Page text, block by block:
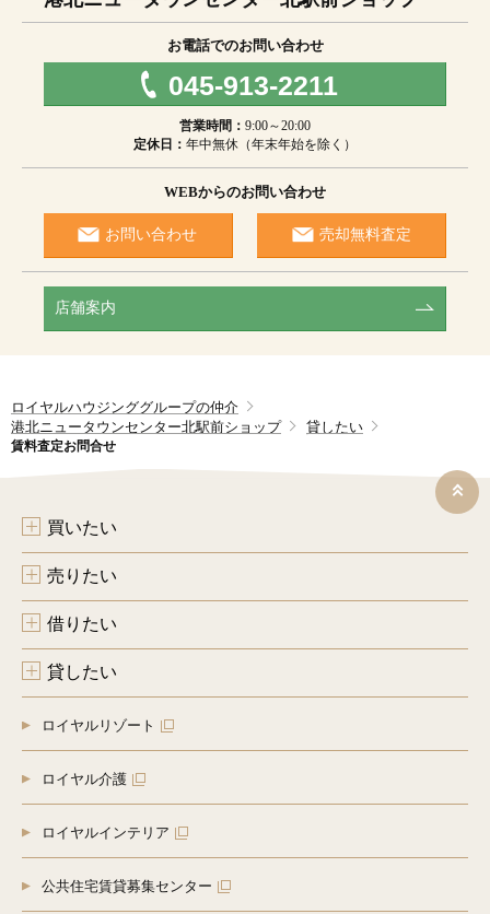
ティング（アンケートのお願い等）活動。顧客動向分析また
は商品開発等の調査分析
（５）当グループが取得した個人情報のグループ企業間での
共同利用。共同利用者：ロイヤルハウジング株式会社、ロイ
ヤルハウジング販売株式会社、ロイヤルリゾート株式会社、
ロイヤルコーポレーション株式会社、ロイヤルインテリア株
式会社、神奈川ロイヤル株式会社、川崎ロイヤル株式会社、
東京ロイヤル株式会社、埼玉ロイヤル株式会社、Royals株
（６）情報、サービスの提供は、ご本人からの申し出があり
（１）ご本人の同意がある場合
（３）人の生命、身体または財産の保護のため必要がある場
合であって、ご本人の同意を得ることが困難であるとき
（５）国の機関若しくは地方公共団体またはその委託を受け
た者が法令の定める事務を遂行することに対して協力する必
要があるばあいであって、ご本人の同意を得ることにより当
（６）新築物件販売等の場合、不動産情報、お名前、ご住所
申し出がありましたら、提供は停止いたします。
（売買仲介等の場合に提供する第三者の例示）
１．契約の相手方となる者、その見込み客
２．他の宅地建物取引業者
４．指定流通機構（物件登録、成約通知および同機構のデー
タを利用しての営業、価格査定等の実施）
５．登記等に関する司法書士、土地家屋調査士
６．融資等に関する金融機関
７．不動産管理等に関する管理会社
８．信用情報機関、不動産調査機関等
[５]個人情報の安全管理措置
当グループが有する個人情報は適正かつ慎重に管理し、個人
情報への不正アクセス、紛失、改ざん、漏えい等を防止する
ため、必要かつ適正な安全管理措置を講じます。
[６]個人情報の取り扱いの委託
当グループが有する個人情報について、その取り扱いを外部
に委託する場合があります。その場合は、個人情報の保護に
お電話でのお問い合わせ
045-913-2211
営業時間： 9:00～20:00
定休日： 年中無休（年末年始を除く）
WEBからのお問い合わせ
お問い合わせ 売却無料査定
店舗案内
ロイヤルハウジンググループの仲介
港北ニュータウンセンター北駅前ショップ
貸したい
賃料査定お問合せ
買いたい
売りたい
借りたい
貸したい
ロイヤルリゾート
ロイヤル介護
ロイヤルインテリア
公共住宅賃貸募集センター